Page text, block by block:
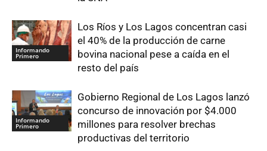
Informando
Primero
Los Ríos y Los Lagos concentran casi
el 40% de la producción de carne
bovina nacional pese a caída en el
resto del país
Informando
Primero
Gobierno Regional de Los Lagos lanzó
concurso de innovación por $4.000
millones para resolver brechas
productivas del territorio